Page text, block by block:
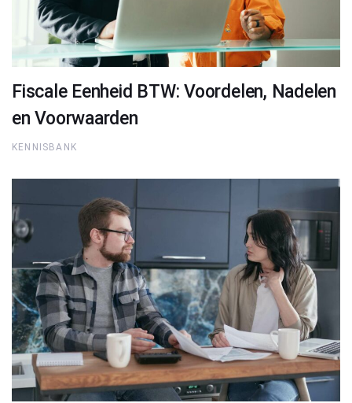
Fiscale Eenheid BTW: Voordelen, Nadelen
en Voorwaarden
KENNISBANK